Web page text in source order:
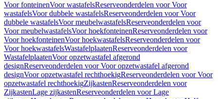
Voor fonteinenVoor wastafelsReserveonderdelen voor Voor
wastafelsVoor dubbele wastafelsReserveonderdelen voor Voor
dubbele wastafelsVoor meubelwastafelsReserveonderdelen voor
Voor meubelwastafelsVoor hoekfonteinenReserveonderdelen voor
Voor hoekfonteinenVoor hoekwastafelsReserveonderdelen voor
Voor hoekwastafelsWastafelplaatenReserveonderdelen voor
WastafelplaatenVoor opzetwastafel afgerond
designReserveonderdelen voor Voor opzetwastafel afgerond
designVoor opzetwastafel rechthoekigReserveonderdelen voor Voor
opzetwastafel rechthoekigZijkastenReserveonderdelen voor
ZijkastenLage zijkastenReserveonderdelen voor Lage